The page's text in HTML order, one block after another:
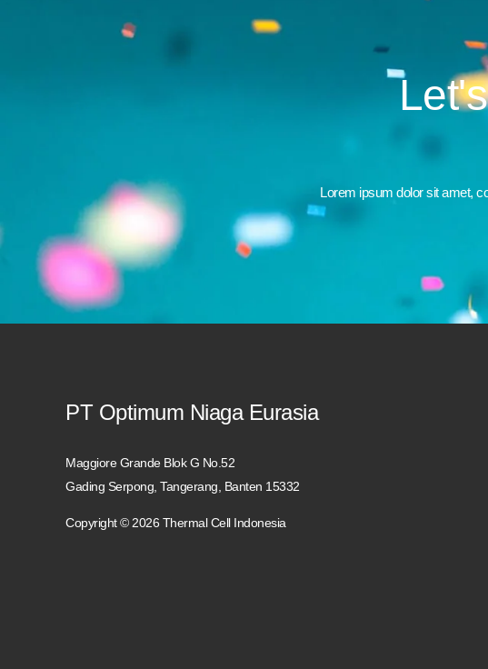
Lorem ipsum dolor sit amet,
PT Optimum Niaga Eurasia
Maggiore Grande Blok G No.52
Gading Serpong, Tangerang, Banten 15332
Copyright © 2026 Thermal Cell Indonesia